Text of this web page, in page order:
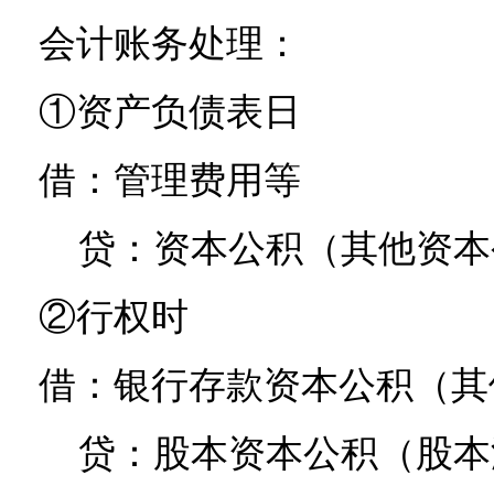
会计账务处理：
①资产负债表日
借：管理费用等
贷：资本公积（其他资本
②行权时
借：银行存款资本公积（
贷：股本资本公积（股本